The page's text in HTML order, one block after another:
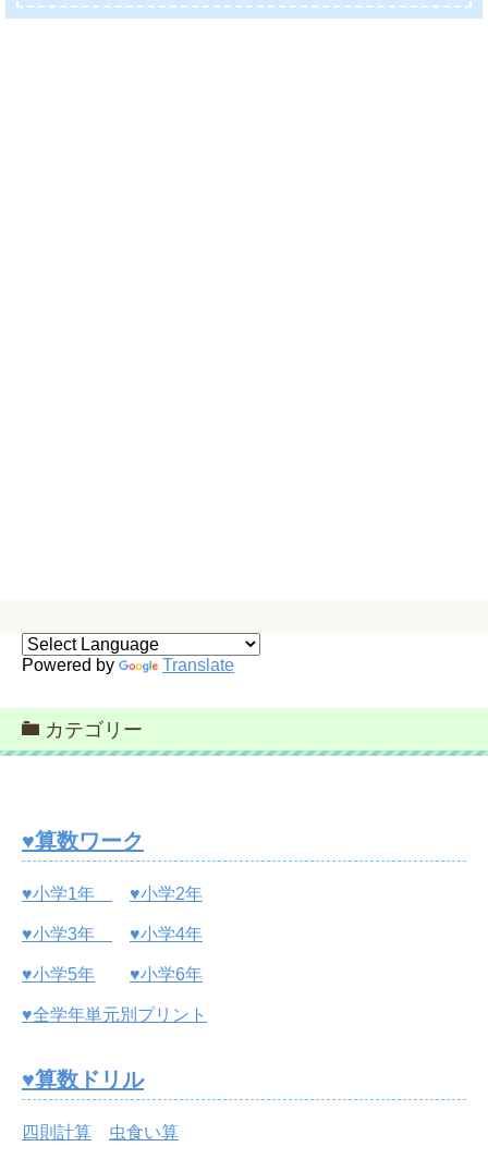
Powered by Translate
カテゴリー
♥算数ワーク
♥小学1年 ♥小学2年
♥小学3年 ♥小学4年
♥小学5年 ♥小学6年
♥全学年単元別プリント
♥算数ドリル
四則計算 虫食い算